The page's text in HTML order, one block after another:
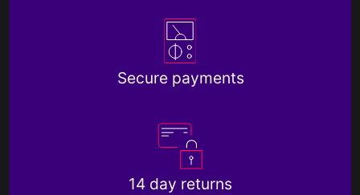
Secure payments
14 day returns